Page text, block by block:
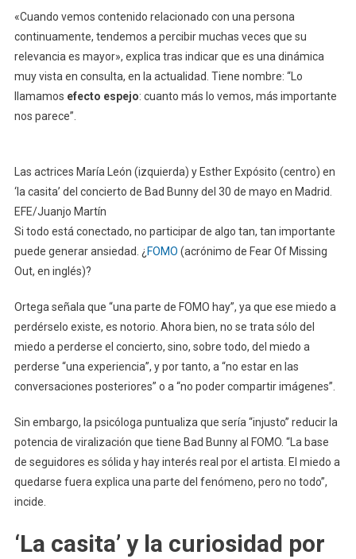
«Cuando vemos contenido relacionado con una persona
continuamente, tendemos a percibir muchas veces que su
relevancia es mayor», explica tras indicar que es una dinámica
muy vista en consulta, en la actualidad. Tiene nombre: “Lo
llamamos efecto espejo: cuanto más lo vemos, más importante
nos parece”.
Las actrices María León (izquierda) y Esther Expósito (centro) en
‘la casita’ del concierto de Bad Bunny del 30 de mayo en Madrid.
EFE/Juanjo Martín
Si todo está conectado, no participar de algo tan, tan importante
puede generar ansiedad. ¿ FOMO (acrónimo de Fear Of Missing
Out, en inglés)?
Ortega señala que “una parte de FOMO hay”, ya que ese miedo a
perdérselo existe, es notorio. Ahora bien, no se trata sólo del
miedo a perderse el concierto, sino, sobre todo, del miedo a
perderse “una experiencia”, y por tanto, a “no estar en las
conversaciones posteriores” o a “no poder compartir imágenes”.
Sin embargo, la psicóloga puntualiza que sería “injusto” reducir la
potencia de viralización que tiene Bad Bunny al FOMO. “La base
de seguidores es sólida y hay interés real por el artista. El miedo a
quedarse fuera explica una parte del fenómeno, pero no todo”,
incide.
‘La casita’ y la curiosidad por